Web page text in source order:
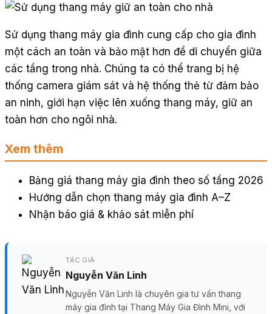
Sử dụng thang máy gia đình cung cấp cho gia đình
một cách an toàn và bảo mật hơn để di chuyển giữa
các tầng trong nhà. Chúng ta có thể trang bị hệ
thống camera giám sát và hệ thống thẻ từ đảm bảo
an ninh, giới hạn việc lên xuống thang máy, giữ an
toàn hơn cho ngôi nhà.
Xem thêm
Bảng giá thang máy gia đình theo số tầng 2026
Hướng dẫn chọn thang máy gia đình A–Z
Nhận báo giá & khảo sát miễn phí
TÁC GIẢ
Nguyễn Văn Linh
Nguyễn Văn Linh là chuyên gia tư vấn thang
máy gia đình tại Thang Máy Gia Đình Mini, với